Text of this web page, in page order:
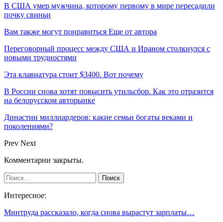
В США умер мужчина, которому первому в мире пересадили
почку свиньи
Вам также могут понравиться Еще от автора
Переговорный процесс между США и Ираном столкнулся с
новыми трудностями
Эта клавиатура стоит $3400. Вот почему
В России снова хотят повысить утильсбор. Как это отразится
на белорусском авторынке
Династии миллиардеров: какие семьи богаты веками и
поколениями?
Prev Next
Комментарии закрыты.
Интересное:
Минтруда рассказало, когда снова вырастут зарплаты…